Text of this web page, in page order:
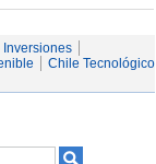
Inversiones
Chile Tecnológico